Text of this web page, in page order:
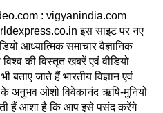
: vigyanindia.com
इस साइट पर नए
आध्यात्मिक समाचार वैज्ञानिक
की विस्तृत खबरें एवं वीडियो
बताए जाते हैं भारतीय विज्ञान एवं
के अनुभव ओशो विवेकानंद ऋषि-मुनियों
हैं आशा है कि आप इसे पसंद करेंगे